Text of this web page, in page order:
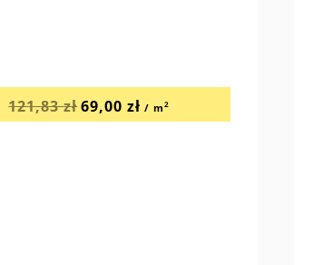
121,83zł cena
69,00zł cena
/ m2